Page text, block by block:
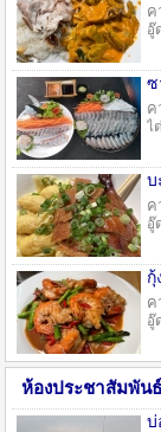
ค
อู๊
ซ
ค
ไ
บ
ค
อู๊
กุ้
ค
อู๊
ห้องประชาสัมพันธ์
บ่